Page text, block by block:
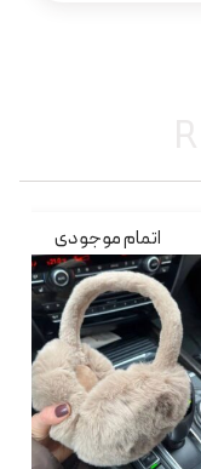
اتمام موجودی